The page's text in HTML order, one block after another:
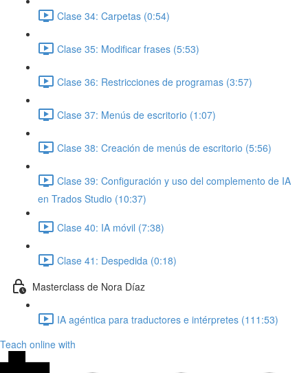
Clase 34: Carpetas (0:54)
Clase 35: Modificar frases (5:53)
Clase 36: Restricciones de programas (3:57)
Clase 37: Menús de escritorio (1:07)
Clase 38: Creación de menús de escritorio (5:56)
Clase 39: Configuración y uso del complemento de IA
en Trados Studio (10:37)
Clase 40: IA móvil (7:38)
Clase 41: Despedida (0:18)
Masterclass de Nora Díaz
IA agéntica para traductores e intérpretes (111:53)
Teach online with